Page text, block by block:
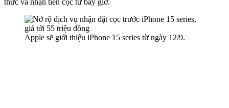
Apple sẽ giới thiệu iPhone 15 series từ ngày 12/9.